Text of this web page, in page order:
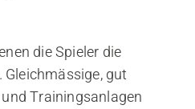
die Spieler die
Gleichmässige, gut
Trainingsanlagen